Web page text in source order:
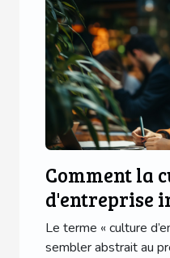
Comment la
d'entreprise
progrès des
Le terme « culture
sembler abstrait au